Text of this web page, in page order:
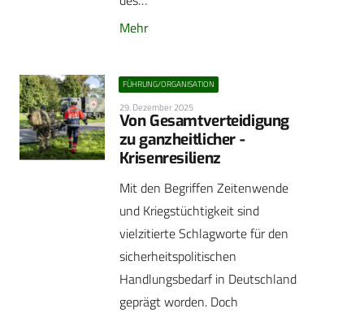
Mehr
FÜHRUNG/ORGANISATION
29. Dezember 2025
Von Gesamtverteidigung
zu ganzheitlicher ­
Krisenresilienz
Mit den Begriffen Zeitenwende
und Kriegstüchtigkeit sind
vielzitierte Schlagworte für den
sicherheitspolitischen
Handlungsbedarf in Deutschland
geprägt worden. Doch